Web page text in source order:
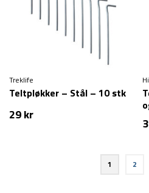
Treklife
Teltpløkker – Stål – 10 stk
29kr
1 2